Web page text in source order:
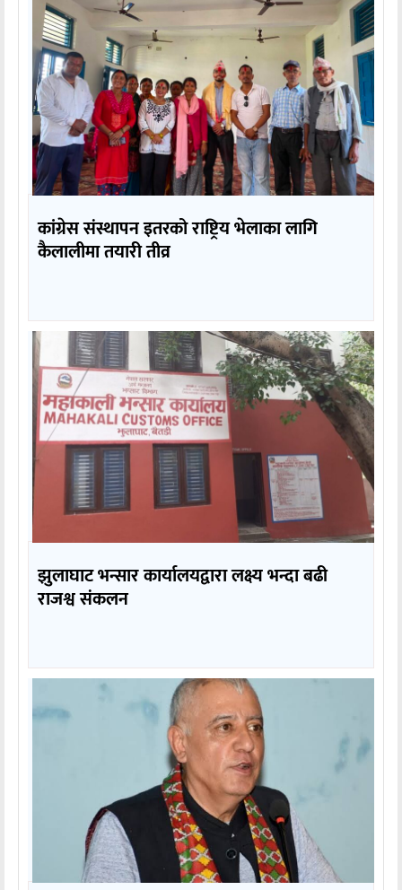
कांग्रेस संस्थापन इतरको राष्ट्रिय भेलाका लागि
कैलालीमा तयारी तीव्र
झुलाघाट भन्सार कार्यालयद्वारा लक्ष्य भन्दा बढी
राजश्व संकलन